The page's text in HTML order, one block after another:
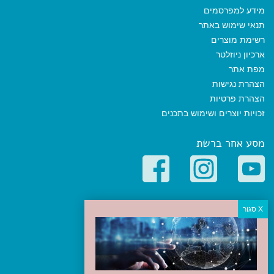
מידע למפרסמים
תנאי שימוש באתר
רשימת מוצרים
ארכיון ניוזלטר
מפת אתר
הצהרת נגישות
הצהרת פרטיות
זכויות יוצרים ושימוש בתכנים
מסע אחר ברשת
קטגוריות פופולריות
יעדים
טיולים בישראל
מלונות בוטיק בישראל
טיפים והמלצות